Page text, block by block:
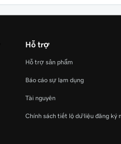
Hỗ trợ
Hỗ trợ sản phẩm
Báo cáo sự lạm dụng
Tài nguyên
Chính sách tiết lộ dữ liệu đăng ký